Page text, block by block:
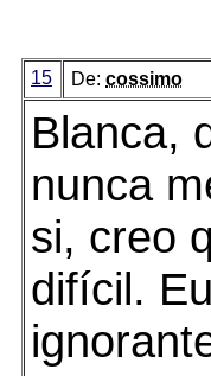
15 De: cossimo
Blanca,
nunca
si, creo
difícil.